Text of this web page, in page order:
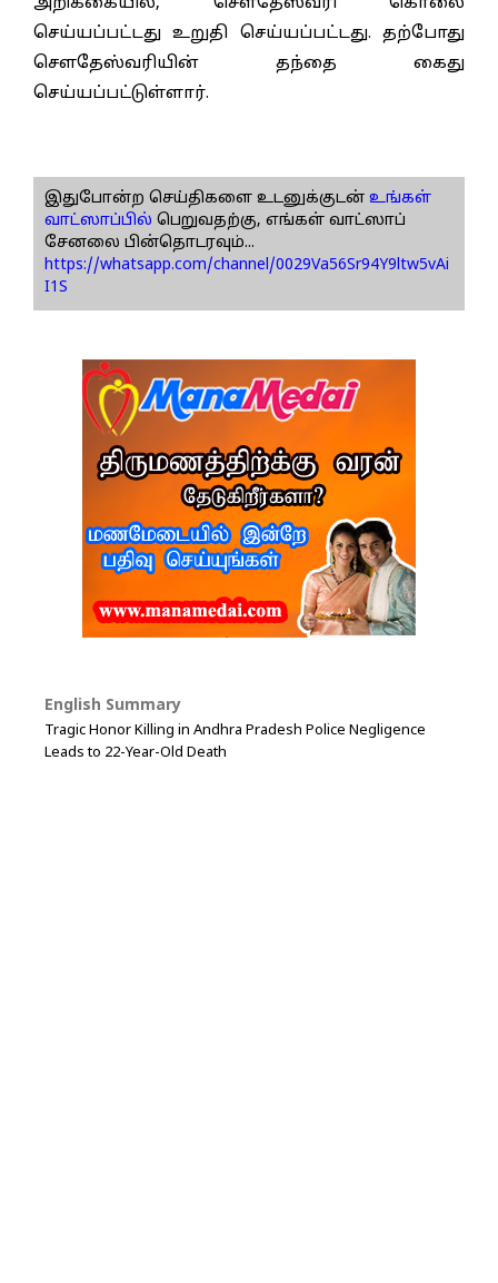
செய்யப்பட்டது உறுதி செய்யப்பட்டது. தற்போது
சௌதேஸ்வரியின் தந்தை கைது
செய்யப்பட்டுள்ளார்.
இதுபோன்ற செய்திகளை உடனுக்குடன் உங்கள்
வாட்ஸாப்பில் பெறுவதற்கு, எங்கள் வாட்ஸாப்
சேனலை பின்தொடரவும்...
https://whatsapp.com/channel/0029Va56Sr94Y9ltw5vAi
I1S
English Summary
Tragic Honor Killing in Andhra Pradesh Police Negligence
Leads to 22-Year-Old Death